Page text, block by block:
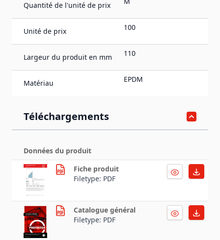
Quantité de l'unité de prix
Unité de prix 100
Largeur du produit en mm 110
Matériau EPDM
Téléchargements
Données du produit
Fiche produit
Filetype: PDF
Catalogue général
Filetype: PDF